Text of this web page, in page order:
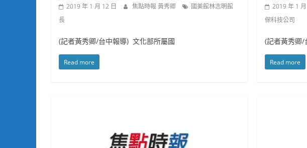
2019 年 1 月 12 日 焦點時報 黃秀卿
國美館林志明館
長
(記者黃秀卿/台中報導) 文化部所屬國
Read more
2019 年 1
保科技公司
(記者黃秀卿
Read more